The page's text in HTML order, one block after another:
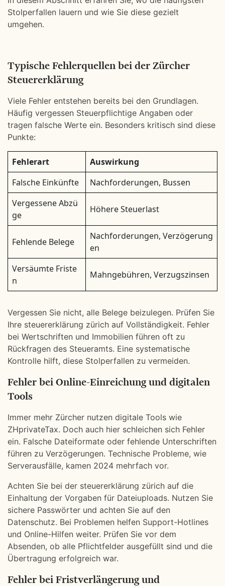
Stolperfallen lauern und wie Sie diese gezielt
umgehen.
Typische Fehlerquellen bei der Zürcher
Steuererklärung
Viele Fehler entstehen bereits bei den Grundlagen.
Häufig vergessen Steuerpflichtige Angaben oder
tragen falsche Werte ein. Besonders kritisch sind diese
Punkte:
Fehlerart
Auswirkung
Falsche Einkünfte
Nachforderungen, Bussen
Vergessene Abzü
ge
Höhere Steuerlast
Fehlende Belege
Nachforderungen, Verzögerung
en
Versäumte Friste
n
Mahngebühren, Verzugszinsen
Vergessen Sie nicht, alle Belege beizulegen. Prüfen Sie
Ihre steuererklärung zürich auf Vollständigkeit. Fehler
bei Wertschriften und Immobilien führen oft zu
Rückfragen des Steueramts. Eine systematische
Kontrolle hilft, diese Stolperfallen zu vermeiden.
Fehler bei Online-Einreichung und digitalen
Tools
Immer mehr Zürcher nutzen digitale Tools wie
ZHprivateTax. Doch auch hier schleichen sich Fehler
ein. Falsche Dateiformate oder fehlende Unterschriften
führen zu Verzögerungen. Technische Probleme, wie
Serverausfälle, kamen 2024 mehrfach vor.
Achten Sie bei der steuererklärung zürich auf die
Einhaltung der Vorgaben für Dateiuploads. Nutzen Sie
sichere Passwörter und achten Sie auf den
Datenschutz. Bei Problemen helfen Support-Hotlines
und Online-Hilfen weiter. Prüfen Sie vor dem
Absenden, ob alle Pflichtfelder ausgefüllt sind und die
Übertragung erfolgreich war.
Fehler bei Fristverlängerung und